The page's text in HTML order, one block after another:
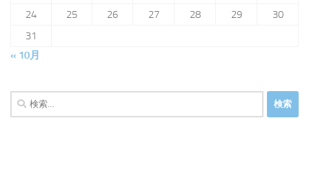
24
25 26 27 28 29
30
31
« 10月
検
索: